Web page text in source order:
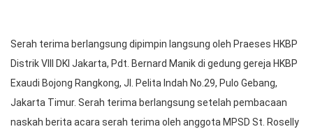
Serah terima berlangsung dipimpin langsung oleh Praeses HKBP
Distrik VIII DKI Jakarta, Pdt. Bernard Manik di gedung gereja HKBP
Exaudi Bojong Rangkong, Jl. Pelita Indah No.29, Pulo Gebang,
Jakarta Timur. Serah terima berlangsung setelah pembacaan
naskah berita acara serah terima oleh anggota MPSD St. Roselly